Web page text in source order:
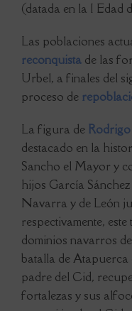
(datada en la I Edad
Las poblaciones
reconquista de las
Urbel, a finales del
proceso de
La figura de
destacado en la
Sancho el Mayor y
hijos García
Navarra y de León
respectivamente,
dominios navarros
batalla de Atapuerca
padre del Cid,
fortalezas y sus